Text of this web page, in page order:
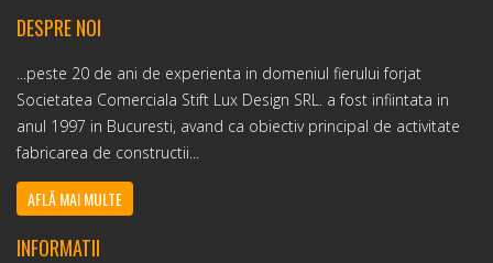
DESPRE NOI
...peste 20 de ani de experienta in domeniul fierului forjat
Societatea Comerciala Stift Lux Design SRL. a fost infiintata in
anul 1997 in Bucuresti, avand ca obiectiv principal de activitate
fabricarea de constructii...
AFLĂ MAI MULTE
INFORMATII